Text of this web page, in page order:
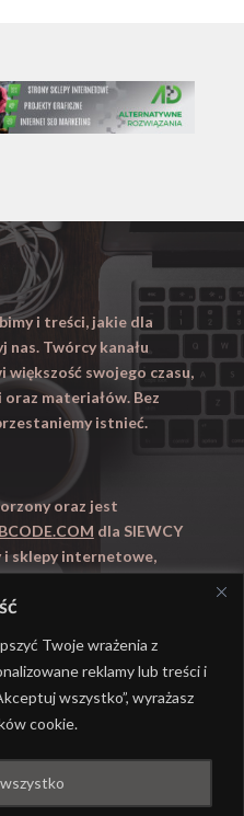
Twoje wrażenia z
reklamy lub treści i
wszystko”, wyrażasz
cookie.
i treści, jakie dla
nas. Twórcy kanału
swojego czasu,
materiałów. Bez
istnieć.
oraz jest
dla SIEWCY
i sklepy internetowe,